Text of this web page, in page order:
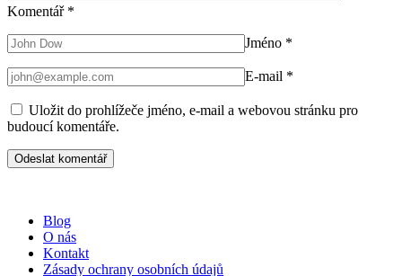
Komentář *
Jméno *
E-mail *
Uložit do prohlížeče jméno, e-mail a webovou stránku pro
budoucí komentáře.
Blog
O nás
Kontakt
Zásady ochrany osobních údajů